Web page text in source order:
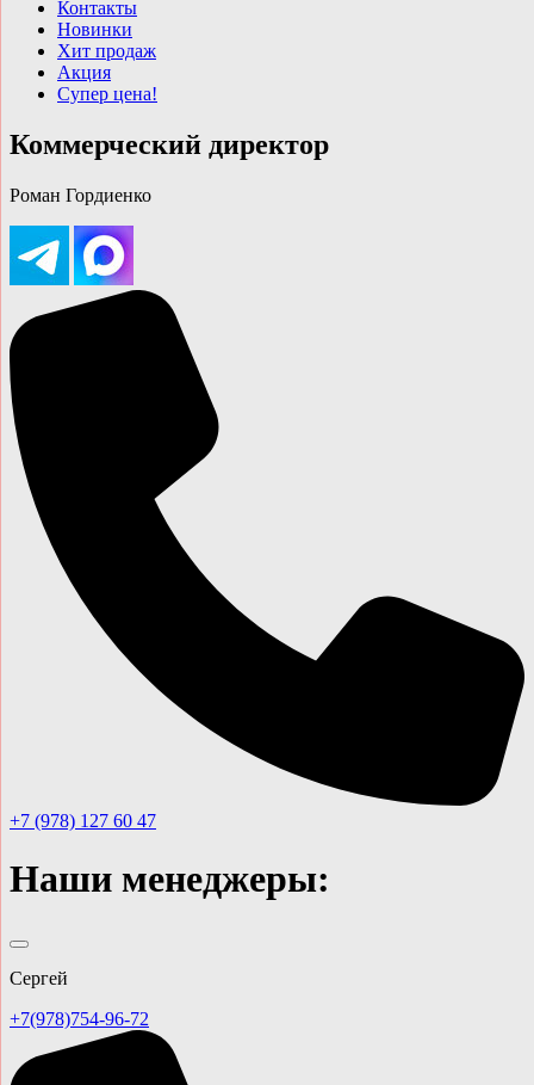
Контакты
Новинки
Хит продаж
Акция
Супер цена!
Коммерческий директор
Роман Гордиенко
+7 (978) 127 60 47
Наши менеджеры:
Сергей
+7(978)754-96-72